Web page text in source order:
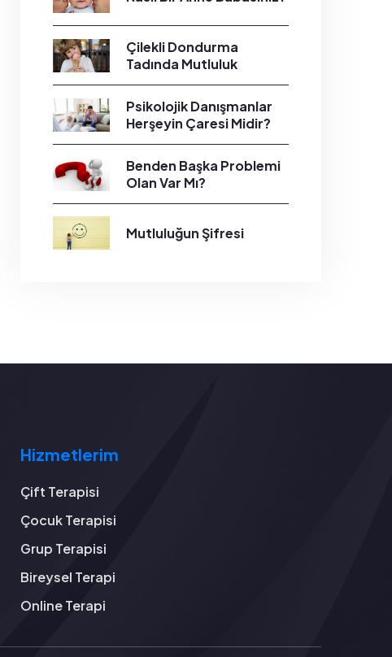
Çilekli Dondurma
Tadında Mutluluk
Psikolojik Danışmanlar
Herşeyin Çaresi Midir?
Benden Başka Problemi
Olan Var Mı?
Mutluluğun Şifresi
Hizmetlerim
Çift Terapisi
Çocuk Terapisi
Grup Terapisi
Bireysel Terapi
Online Terapi